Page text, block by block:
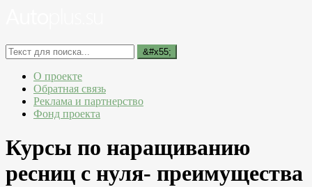
О проекте
Обратная связь
Реклама и партнерство
Фонд проекта
Курсы по наращиванию
ресниц с нуля- преимущества